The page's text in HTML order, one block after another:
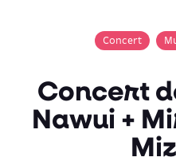
Concert
Concert
Nawui +